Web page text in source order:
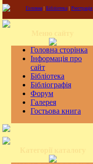
Головна | Бібліотека | Реєстрація
Головна сторінка
Інформація про
сайт
Бібліотека
Бібліографія
Форум
Галерея
Гостьова книга